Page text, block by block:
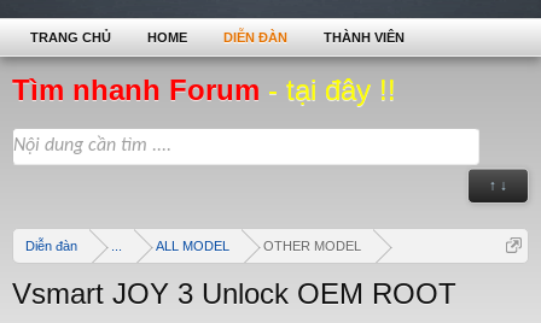
Tìm nhanh Forum - tại đây !!
↑ ↓
Diễn đàn ALL MODEL OTHER MODEL
Vsmart JOY 3 Unlock OEM ROOT
TRANG CHỦ HOME DIỄN ĐÀN THÀNH VIÊN